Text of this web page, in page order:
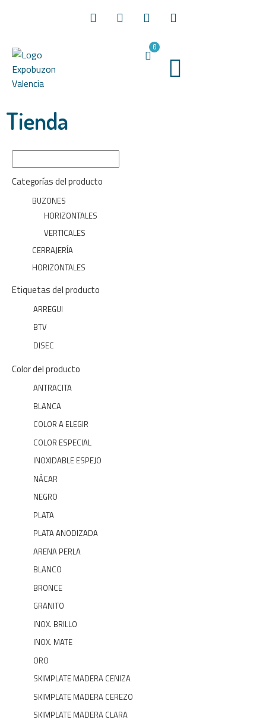
0
Tienda
Categorías del producto
BUZONES
HORIZONTALES
VERTICALES
CERRAJERÍA
HORIZONTALES
Etiquetas del producto
ARREGUI
BTV
DISEC
Color del producto
ANTRACITA
BLANCA
COLOR A ELEGIR
COLOR ESPECIAL
INOXIDABLE ESPEJO
NÁCAR
NEGRO
PLATA
PLATA ANODIZADA
ARENA PERLA
BLANCO
BRONCE
GRANITO
INOX. BRILLO
INOX. MATE
ORO
SKIMPLATE MADERA CENIZA
SKIMPLATE MADERA CEREZO
SKIMPLATE MADERA CLARA